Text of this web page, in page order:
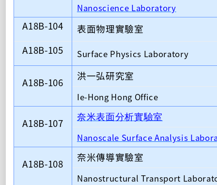
Nanoscience Laboratory
A18B-104 表面物理實驗室
A18B-105 Surface Physics Laboratory
A18B-106 洪一弘研究室
Ie-Hong Hong Office
A18B-107 奈米表面分析實驗室
Nanoscale Surface Analysis
A18B-108 奈米傳導實驗室
Nanostructural Transport